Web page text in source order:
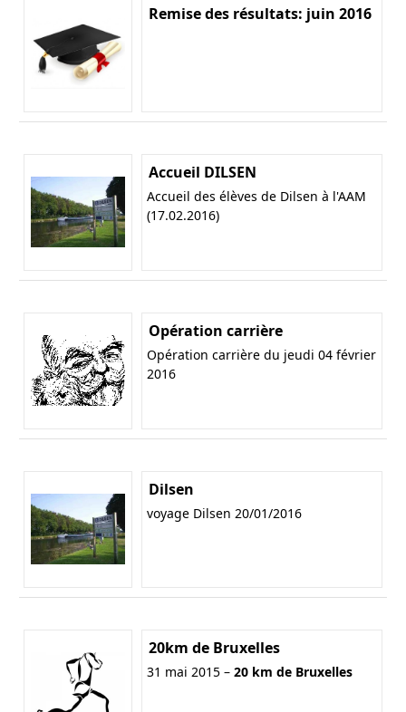
Remise des résultats: juin 2016
Accueil DILSEN
Accueil des élèves de Dilsen à l'AAM
(17.02.2016)
Opération carrière
Opération carrière du jeudi 04 février
2016
Dilsen
voyage Dilsen 20/01/2016
20km de Bruxelles
31 mai 2015 – 20 km de Bruxelles